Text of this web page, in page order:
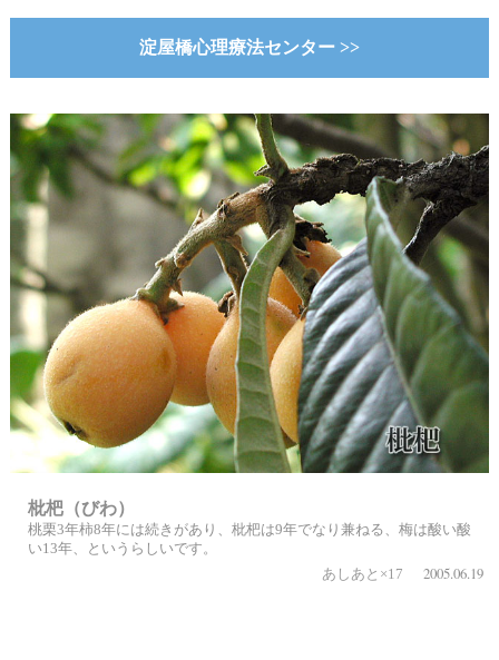
淀屋橋心理療法センター >>
枇杷（びわ）
桃栗3年柿8年には続きがあり、枇杷は9年でなり兼ねる、梅は酸い酸
い13年、というらしいです。
あしあと×17
2005.06.19